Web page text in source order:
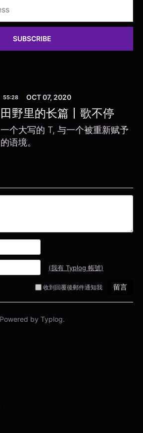
SUBSCRIBE
55:28 OCT 07, 2020
田野里的长篇丨歌不停
一个大写的 T, 与一个被重新赋予
的语境。